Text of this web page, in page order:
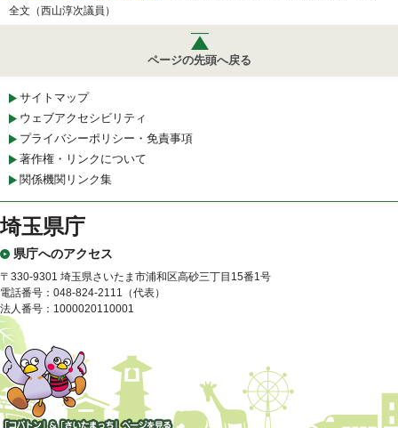
全文（西山淳次議員）
ページの先頭へ戻る
サイトマップ
ウェブアクセシビリティ
プライバシーポリシー・免責事項
著作権・リンクについて
関係機関リンク集
埼玉県庁
県庁へのアクセス
〒330-9301 埼玉県さいたま市浦和区高砂三丁目15番1号
電話番号：048-824-2111（代表）
法人番号：1000020110001